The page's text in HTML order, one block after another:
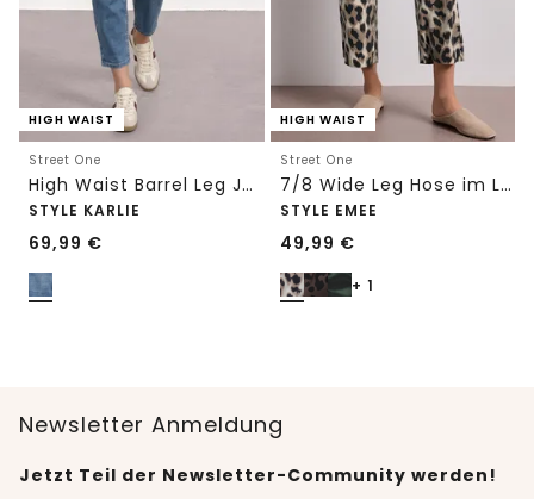
HIGH WAIST
Street One
High Waist Barrel Leg Jeans im Loose Fit
STYLE KARLIE
69,99 €
HIGH WAIST
Street One
7/8 Wide Leg Hose im Loose Fit mit Print
STYLE EMEE
49,99 €
+ 1
Newsletter Anmeldung
Jetzt Teil der Newsletter-Community werden!